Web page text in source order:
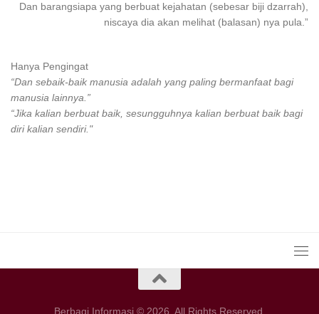
Dan barangsiapa yang berbuat kejahatan (sebesar biji dzarrah),
niscaya dia akan melihat (balasan) nya pula.”
Hanya Pengingat
“Dan sebaik-baik manusia adalah yang paling bermanfaat bagi
manusia lainnya.”
“Jika kalian berbuat baik, sesungguhnya kalian berbuat baik bagi
diri kalian sendiri."
Berbagi Informasi © 2026. All Rights Reserved.